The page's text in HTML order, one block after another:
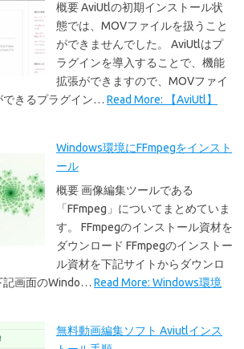
概要 AviUtlの初期インストール状
態では、MOVファイルを扱うこと
ができませんでした。 AviUtlはプ
ラグインを導入することで、機能
拡張ができますので、MOVファイ
できるプラグイン… Read More: 【AviUtl】
Windows環境にFFmpegをインスト
ール
概要 画像編集ツールである
「FFmpeg」についてまとめていま
す。 FFmpegのインストール資材を
ダウンロード FFmpegのインストー
ル資材を下記サイトからダウンロ
記画面のWindo… Read More: Windows環境
無料動画編集ソフト Aviutlインス